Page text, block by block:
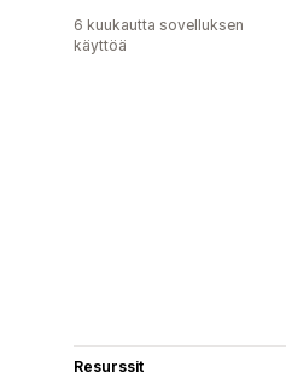
6 kuukautta sovelluksen
käyttöä
Resurssit